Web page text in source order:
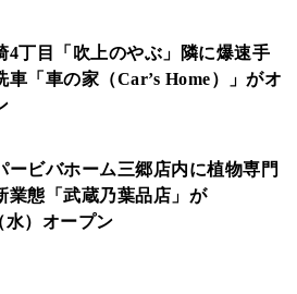
4丁目「吹上のやぶ」隣に爆速手
車「車の家（Car’s Home）」がオ
ービバホーム三郷店内に植物専門
業態「武蔵乃葉品店」が
水）オープン